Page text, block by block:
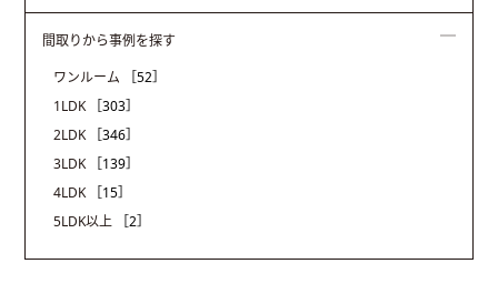
間取りから事例を探す
ワンルーム
［52］
1LDK
［303］
2LDK
［346］
3LDK
［139］
4LDK
［15］
5LDK以上
［2］